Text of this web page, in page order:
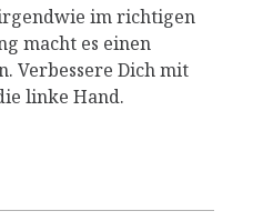
im richtigen
macht es einen
Verbessere Dich mit
linke Hand.